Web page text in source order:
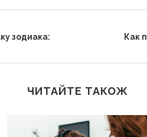
зодиака:
Как
ЧИТАЙТЕ ТАКОЖ